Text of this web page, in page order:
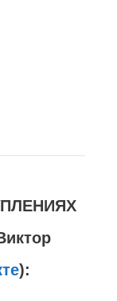
):